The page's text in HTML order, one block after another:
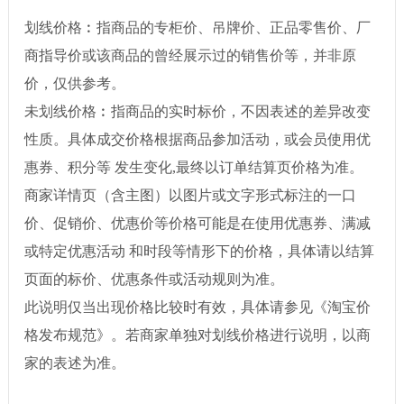
划线价格︰指商品的专柜价、吊牌价、正品零售价、厂
商指导价或该商品的曾经展示过的销售价等，并非原
价，仅供参考。
未划线价格︰指商品的实时标价，不因表述的差异改变
性质。具体成交价格根据商品参加活动，或会员使用优
惠券、积分等 发生变化,最终以订单结算页价格为准。
商家详情页（含主图）以图片或文字形式标注的一口
价、促销价、优惠价等价格可能是在使用优惠券、满减
或特定优惠活动 和时段等情形下的价格，具体请以结算
页面的标价、优惠条件或活动规则为准。
此说明仅当出现价格比较时有效，具体请参见《淘宝价
格发布规范》。若商家单独对划线价格进行说明，以商
家的表述为准。